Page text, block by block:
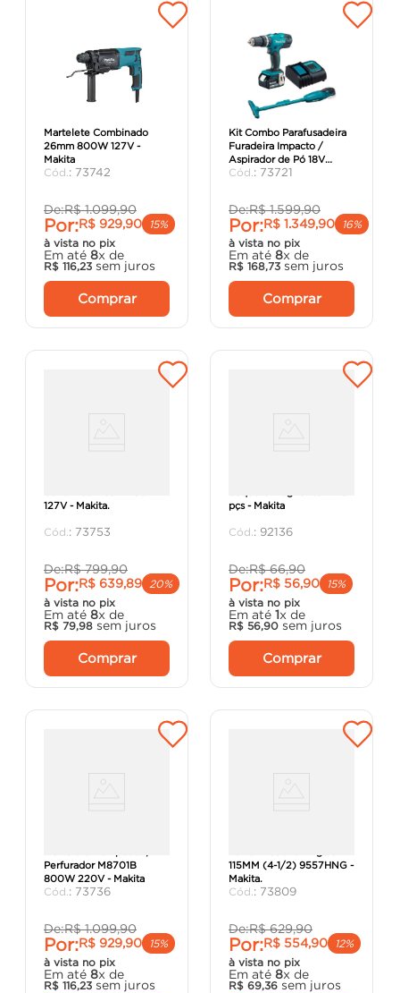
Martelete Combinado
26mm 800W 127V -
Makita
: 73742
De:R$ 1.099,90
Por:R$ 929,90
15%
à vista no pix
Em até 8x de
R$ 116,23 sem juros
Comprar
Kit Combo Parafusadeira
Furadeira Impacto /
Aspirador de Pó 18V
Bivolt - Makita
: 73721
De:R$ 1.599,90
Por:R$ 1.349,90
16%
à vista no pix
Em até 8x de
R$ 168,73 sem juros
Comprar
127V - Makita.
: 73753
De:R$ 799,90
Por:R$ 639,89
20%
à vista no pix
Em até 8x de
R$ 79,98 sem juros
Comprar
pçs - Makita
: 92136
De:R$ 66,90
Por:R$ 56,90
15%
à vista no pix
Em até 1x de
R$ 56,90 sem juros
Comprar
Perfurador M8701B
800W 220V - Makita
: 73736
De:R$ 1.099,90
Por:R$ 929,90
15%
à vista no pix
Em até 8x de
R$ 116,23 sem juros
115MM (4-1/2) 9557HNG -
Makita.
: 73809
De:R$ 629,90
Por:R$ 554,90
12%
à vista no pix
Em até 8x de
R$ 69,36 sem juros